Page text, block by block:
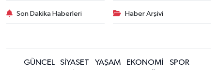
Son Dakika Haberleri Haber Arşivi
GÜNCEL SİYASET YAŞAM EKONOMİ
SPOR